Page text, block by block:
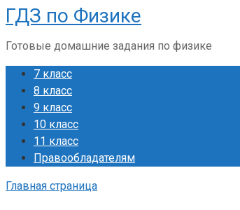
Перейти
к
контенту
ГДЗ по Физике
Готовые домашние задания по физике
7 класс
8 класс
9 класс
10 класс
11 класс
Правообладателям
Главная страница